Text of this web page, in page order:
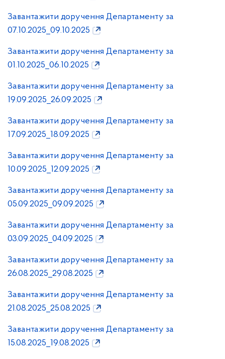
Завантажити доручення Департаменту за
07.10.2025_09.10.2025
Завантажити доручення Департаменту за
01.10.2025_06.10.2025
Завантажити доручення Департаменту за
19.09.2025_26.09.2025
Завантажити доручення Департаменту за
17.09.2025_18.09.2025
Завантажити доручення Департаменту за
10.09.2025_12.09.2025
Завантажити доручення Департаменту за
05.09.2025_09.09.2025
Завантажити доручення Департаменту за
03.09.2025_04.09.2025
Завантажити доручення Департаменту за
26.08.2025_29.08.2025
Завантажити доручення Департаменту за
21.08.2025_25.08.2025
Завантажити доручення Департаменту за
15.08.2025_19.08.2025